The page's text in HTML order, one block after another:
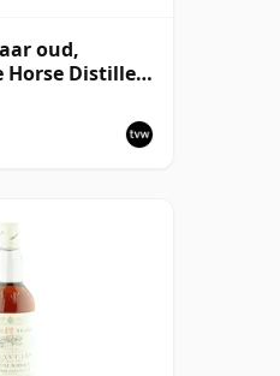
oud,
Horse Distillers